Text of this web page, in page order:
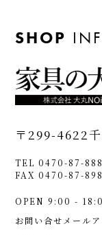
SHOP
〒299-4622
TEL 0470-87-
FAX 0470-87-
OPEN 9:00 -
お問い合せメール